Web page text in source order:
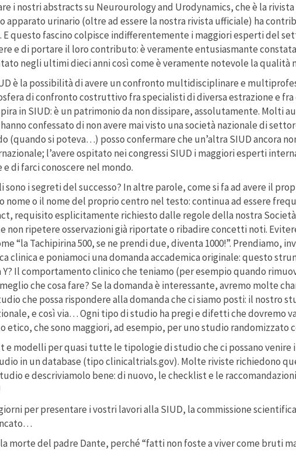
i nostri abstracts su Neurourology and Urodynamics, che è la
urinario (oltre ad essere la nostra rivista ufficiale) ha
questo fascino colpisce indifferentemente i maggiori esperti del
e di portare il loro contributo: è veramente entusiasmante
negli ultimi dieci anni così come è veramente notevole la qualità
è la possibilità di avere un confronto multidisciplinare e
di confronto costruttivo fra specialisti di diversa estrazione e
in SIUD: è un patrimonio da non dissipare, assolutamente. Molti
confessato di non avere mai visto una società nazionale di
(quando si poteva…) posso confermare che un’altra SIUD ancora
l’avere ospitato nei congressi SIUD i maggiori esperti
di farci conoscere nel mondo.
i segreti del successo? In altre parole, come si fa ad avere il
o il nome del proprio centro nel testo: continua ad essere
requisito esplicitamente richiesto dalle regole della nostra
ripetere osservazioni già riportate o ribadire concetti noti.
“la Tachipirina 500, se ne prendi due, diventa 1000!”. Prendiamo,
clinica e poniamoci una domanda accademica originale: questo
Il comportamento clinico che teniamo (per esempio quando
che cosa fare? Se la domanda è interessante, avremo molte
che possa rispondere alla domanda che ci siamo posti: il nostro
e così via… Ogni tipo di studio ha pregi e difetti che dovremo
etico, che sono maggiori, ad esempio, per uno studio
e modelli per quasi tutte le tipologie di studio che ci possano venire
in un database (tipo clinicaltrials.gov). Molte riviste richiedono
e descriviamolo bene: di nuovo, le checklist e le
per presentare i vostri lavori alla SIUD, la commissione
morte del padre Dante, perché “fatti non foste a viver come bruti